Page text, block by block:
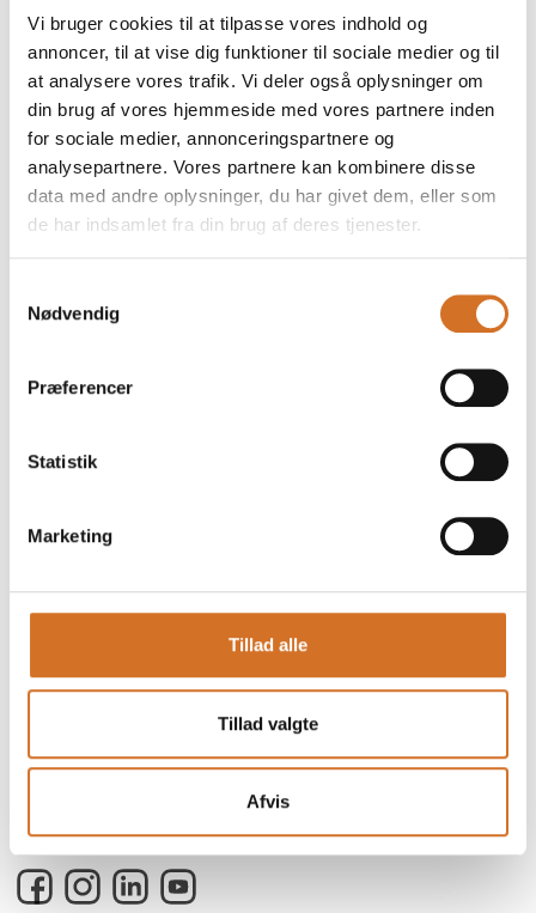
Vi bruger cookies til at tilpasse vores indhold og
annoncer, til at vise dig funktioner til sociale medier og til
at analysere vores trafik. Vi deler også oplysninger om
din brug af vores hjemmeside med vores partnere inden
for sociale medier, annonceringspartnere og
analysepartnere. Vores partnere kan kombinere disse
data med andre oplysninger, du har givet dem, eller som
de har indsamlet fra din brug af deres tjenester.
Nødvendig
Præferencer
Statistik
Marketing
Tillad alle
Tillad valgte
Afvis
Daginstitution Børnesymfonien
Oplæg
22. marts 2026
kl. 12:00- 12:25
Foodexpo er Nordens største fødevaremesse og branchens faglige
mødested for både besøgende og udstillere.
brancheforeninger inden for blandt andet foodservice, hotel,
Foodexpo afholdes hvert andet år, i lige år, i MCH Messecenter
Herning.
FacebookInstagramLinkedInYouTube